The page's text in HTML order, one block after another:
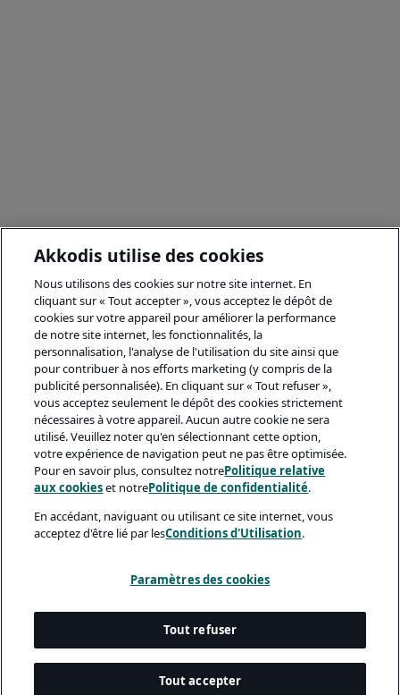
Akkodis utilise des cookies
Nous utilisons des cookies sur notre site internet. En
cliquant sur « Tout accepter », vous acceptez le dépôt de
cookies sur votre appareil pour améliorer la performance
de notre site internet, les fonctionnalités, la
personnalisation, l'analyse de l'utilisation du site ainsi que
pour contribuer à nos efforts marketing (y compris de la
publicité personnalisée). En cliquant sur « Tout refuser »,
vous acceptez seulement le dépôt des cookies strictement
nécessaires à votre appareil. Aucun autre cookie ne sera
utilisé. Veuillez noter qu'en sélectionnant cette option,
votre expérience de navigation peut ne pas être optimisée.
Pour en savoir plus, consultez notrePolitique relative
aux cookieset notrePolitique de confidentialité.
En accédant, naviguant ou utilisant ce site internet, vous
acceptez d'être lié par lesConditions d'Utilisation.
Paramètres des cookies
Tout refuser
Tout accepter